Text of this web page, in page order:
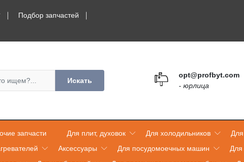
Подбор запчастей
Искать
opt@profbyt.com
- юрлица
запчасти Для плит, духовок Для холодильников
Аксессуары Для посудомоечных машин Для